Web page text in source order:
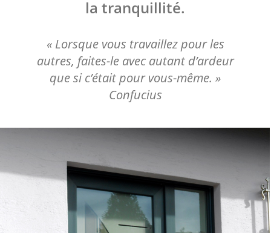
la tranquillité.
« Lorsque vous travaillez pour les
autres, faites-le avec autant d’ardeur
que si c’était pour vous-même. »
Confucius